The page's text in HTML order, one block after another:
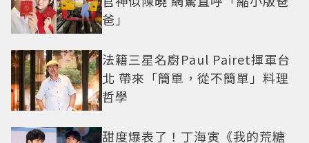
爸」
法籍三星名廚Paul Pairet揮軍台
北 帶來「簡單，從不簡單」料理
哲學
甜度爆表了！丁海寅《我的荒糖